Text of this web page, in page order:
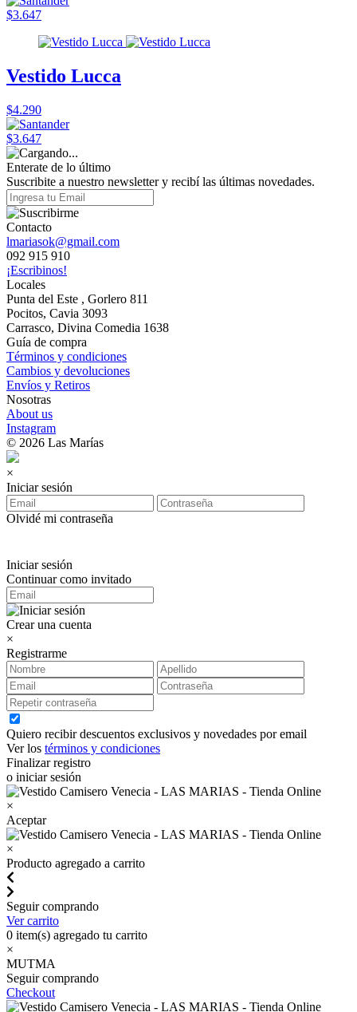
$3.647
Vestido Lucca
$4.290
$3.647
Enterate de lo último
Suscribite a nuestro newsletter y recibí las últimas novedades.
Contacto
lmariasok@gmail.com
092 915 910
¡Escribinos!
Locales
Punta del Este , Gorlero 811
Pocitos, Cavia 3093
Carrasco, Divina Comedia 1638
Guía de compra
Términos y condiciones
Cambios y devoluciones
Envíos y Retiros
Nosotras
About us
Instagram
© 2026 Las Marías
×
Iniciar sesión
Olvidé mi contraseña
Iniciar sesión
Continuar como invitado
Crear una cuenta
×
Registrarme
Quiero recibir descuentos exclusivos y novedades por email
Ver los términos y condiciones
Finalizar registro
o iniciar sesión
×
Aceptar
×
Producto agregado a carrito
Seguir comprando
Ver carrito
0 item(s) agregado tu carrito
×
MUTMA
Seguir comprando
Checkout